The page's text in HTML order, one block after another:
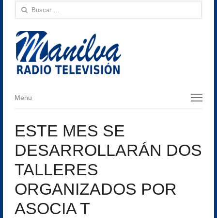
Buscar:
Menu
Menu
ESTE MES SE
DESARROLLARÁN DOS
TALLERES
ORGANIZADOS POR
ASOCIA T